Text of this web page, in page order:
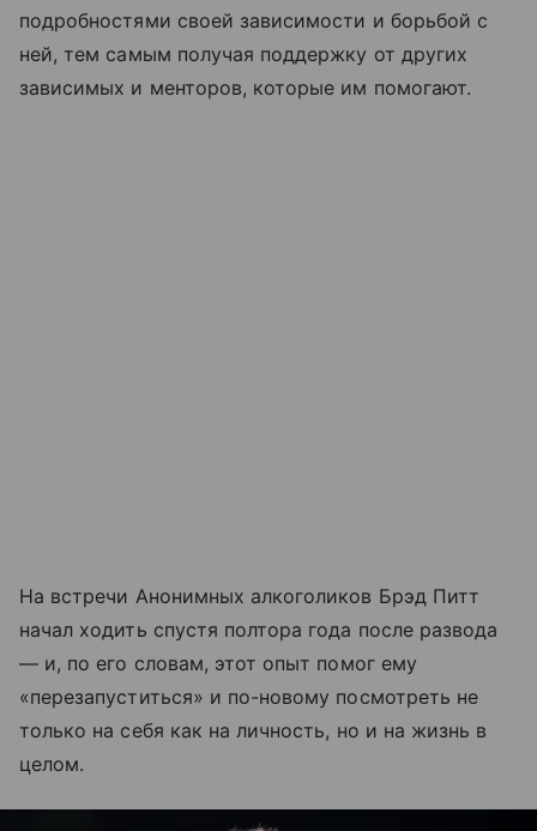
подробностями своей зависимости и борьбой с
ней, тем самым получая поддержку от других
зависимых и менторов, которые им помогают.
На встречи Анонимных алкоголиков Брэд Питт
начал ходить спустя полтора года после развода
— и, по его словам, этот опыт помог ему
«перезапуститься» и по-новому посмотреть не
только на себя как на личность, но и на жизнь в
целом.